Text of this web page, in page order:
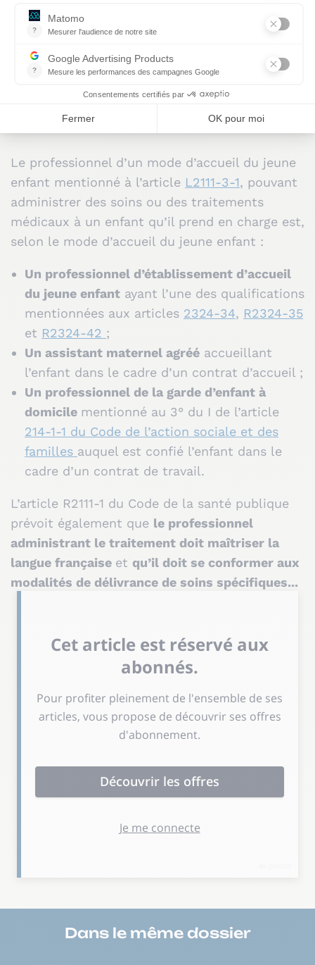
spécifiques précisées
dans le protocole écrit
mentionné à l'article
R2324-30 du Code de la
santé publique ”
Le professionnel d’un mode d’accueil du jeune
enfant mentionné à l’article L2111-3-1, pouvant
administrer des soins ou des traitements
médicaux à un enfant qu’il prend en charge est,
selon le mode d’accueil du jeune enfant :
Un professionnel d’établissement d’accueil
du jeune enfant ayant l’une des qualifications
mentionnées aux articles 2324-34, R2324-35
et R2324-42 ;
Un assistant maternel agréé accueillant
l’enfant dans le cadre d’un contrat d’accueil ;
Un professionnel de la garde d’enfant à
domicile mentionné au 3° du I de l’article
214-1-1 du Code de l’action sociale et des
familles auquel est confié l’enfant dans le
cadre d’un contrat de travail.
L’article R2111-1 du Code de la santé publique
prévoit également que le professionnel
administrant le traitement doit maîtriser la
langue française et qu’il doit se conformer aux
modalités de délivrance de soins spécifiques...
Dans le même dossier